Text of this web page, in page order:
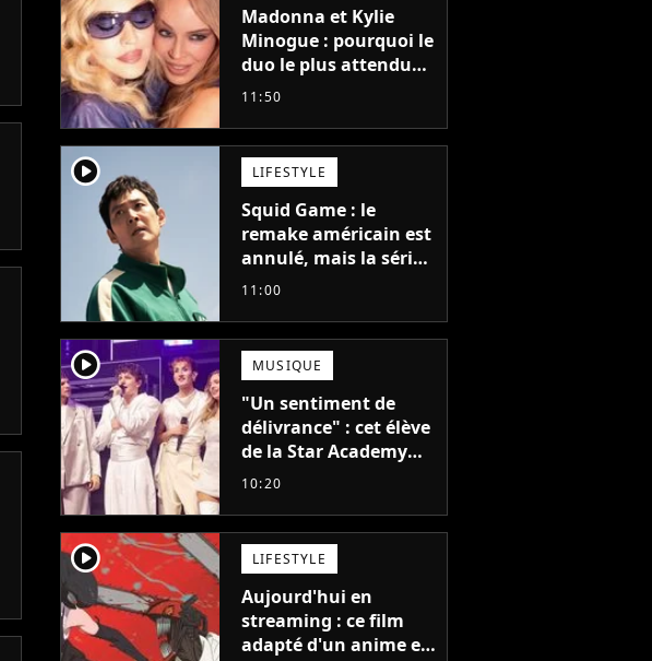
Madonna et Kylie
Minogue : pourquoi le
duo le plus attendu
de la pop a mis 25 ans
11:50
player2 LIFESTYLE
Squid Game : le
remake américain est
annulé, mais la série
la plus vue sur Netflix
version française
11:00
player2 MUSIQUE
"Un sentiment de
délivrance" : cet élève
de la Star Academy
balance après la fin
10:20
player2 LIFESTYLE
Aujourd'hui en
streaming : ce film
adapté d'un anime et